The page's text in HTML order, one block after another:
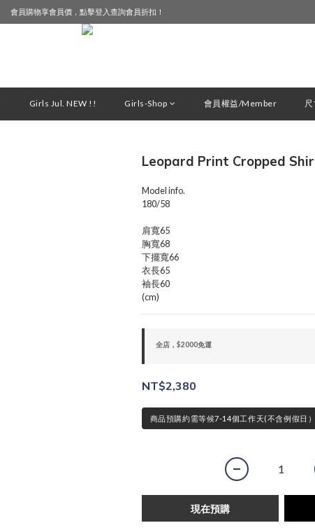
LINE好友募集中，加入就送購物金$50！
會員購物享會員價，點擊登入查詢會員折扣！
LINE好友募集中，加入就送購物金$50！
Girls Jul. NEW !! Girls-Shop 會員權益/Member
Leopard Print Cropped
Model info.
180/58
肩寬65
胸寬68
下擺寬66
衣長65
袖長60
(cm)
全店，$2000免運
NT$2,380
商品預購約需等候7-14個工作天(不含例假日）
現在預購